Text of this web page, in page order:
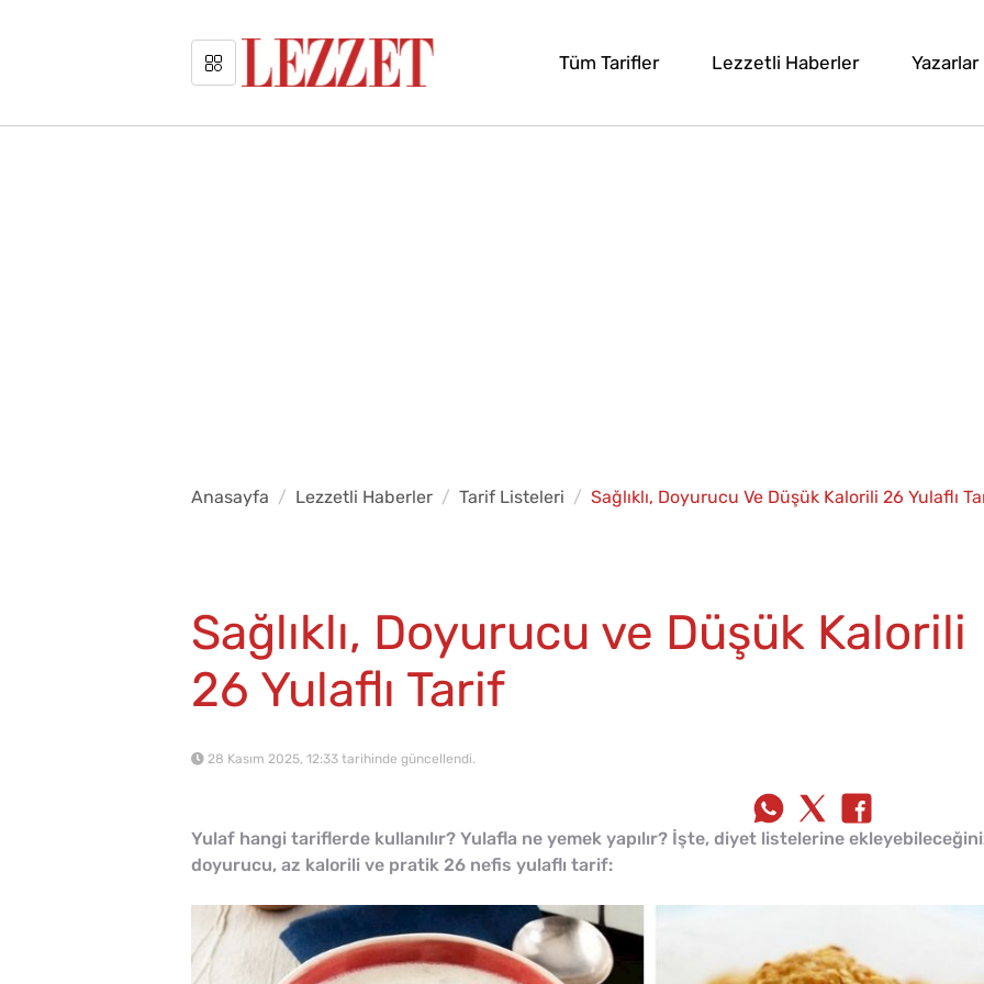
Tüm Tarifler Lezzetli Haberler Yazarlar
Anasayfa Lezzetli Haberler Tarif Listeleri Sağlıklı, Doyurucu Ve Düşük Kalorili 26 Yulaflı
Sağlıklı, Doyurucu ve Düşük Kalorili
26 Yulaflı Tarif
28 Kasım 2025, 12:33 tarihinde güncellendi.
Yulaf hangi tariflerde kullanılır? Yulafla ne yemek yapılır? İşte, diyet listelerine
doyurucu, az kalorili ve pratik 26 nefis yulaflı tarif: